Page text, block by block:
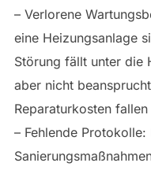
– Verlorene
eine Heizungsanlage
Störung fällt unter die
aber nicht
Reparaturkosten fallen
– Fehlende